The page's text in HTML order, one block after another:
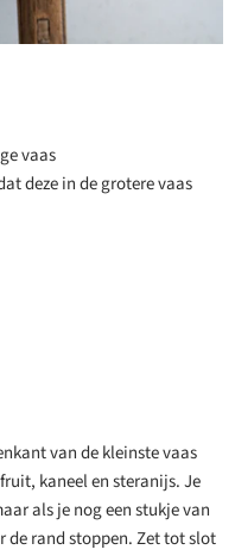
vaas
deze in de grotere vaas
van de kleinste vaas
kaneel en steranijs. Je
als je nog een stukje van
de rand stoppen. Zet tot slot